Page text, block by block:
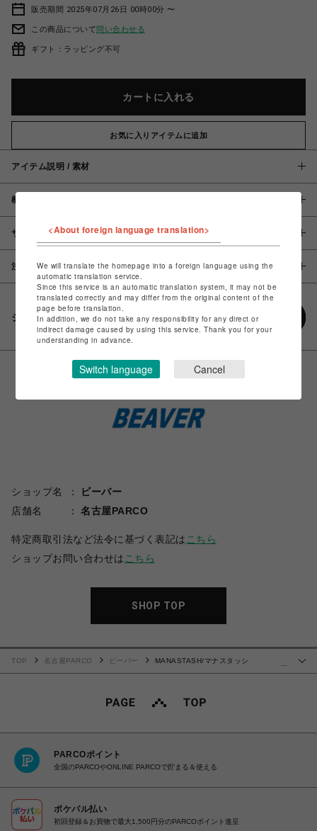
販売期間 2025年07月26日 00時00分 〜
この商品について問い合わせる
ギフト：ラッピング不可
カートに入れる
お気に入りアイテムに追加
アイテム説明 / 素材
概要
サイズ
注意事項
シェアする
ショップ名
ビーバー
店舗名
名古屋PARCO
特定商取引法など法令に基づく表記は こちら
ショップお問い合わせは こちら
SHOP TOP
…
TOP 名古屋PARCO ビーバー
MANASTASH/マナスタッシ
PARCOポイント
全国のPARCOやONLINE PARCOで貯まる＆使える
ポケパル払い
初回登録＆お買物で最大1,500円分のPARCOポイント進呈
<About foreign language translation>
We will translate the homepage into a foreign language using the
automatic translation service.
Since this service is an automatic translation system, it may not be
translated correctly and may differ from the original content of the
page before translation.
In addition, we do not take any responsibility for any direct or
indirect damage caused by using this service. Thank you for your
understanding in advance.
Switch language Cancel